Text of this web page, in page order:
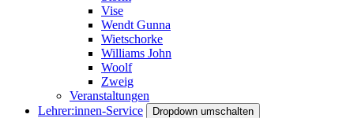
Vise
Wendt Gunna
Wietschorke
Williams John
Woolf
Zweig
Veranstaltungen
Lehrer:innen-Service
Dropdown umschalten